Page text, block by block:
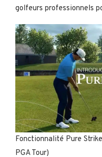
golfeurs professionnels
Fonctionnalité Pure
PGA Tour)